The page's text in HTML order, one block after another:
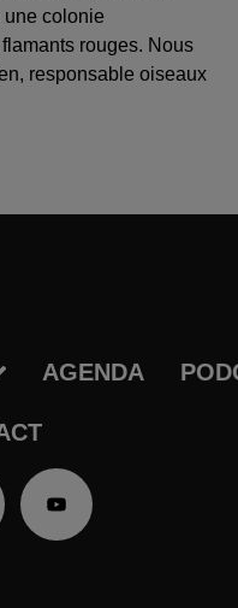
une colonie
rouges. Nous
responsable oiseaux
AGENDA